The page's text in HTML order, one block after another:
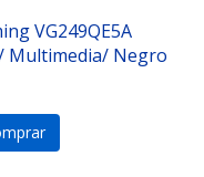
VG249QE5A
Multimedia/ Negro